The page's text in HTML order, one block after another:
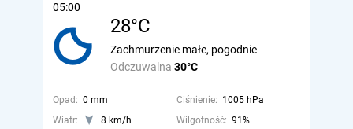
05:00
28°C
Odczuwalna 30°C
Zachmurzenie małe, pogodnie
Opad: 0 mm Ciśnienie: 1005 hPa
Wiatr:
8 km/h Wilgotność: 91%